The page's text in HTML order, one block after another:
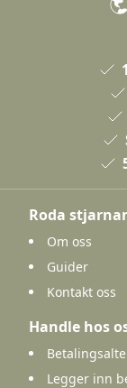
Roda
Om oss
Guider
Kontakt oss
Handle hos
Legger inn